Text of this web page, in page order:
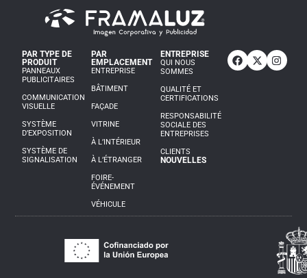
PAR TYPE DE
PRODUIT
PANNEAUX
PUBLICITAIRES
COMMUNICATION
VISUELLE
SYSTÈME
D’EXPOSITION
SYSTÈME DE
SIGNALISATION
PAR
EMPLACEMENT
ENTREPRISE
BÂTIMENT
FAÇADE
VITRINE
À L’INTÉRIEUR
À L’ÉTRANGER
FOIRE-
ÉVÉNEMENT
VÉHICULE
ENTREPRISE
QUI NOUS
SOMMES
QUALITÉ ET
CERTIFICATIONS
RESPONSABILITÉ
SOCIALE DES
ENTREPRISES
CLIENTS
NOUVELLES